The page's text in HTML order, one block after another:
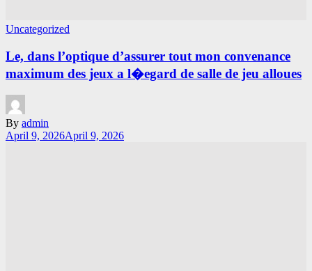
Uncategorized
Le, dans l’optique d’assurer tout mon convenance
maximum des jeux a l�egard de salle de jeu alloues
By admin
April 9, 2026April 9, 2026